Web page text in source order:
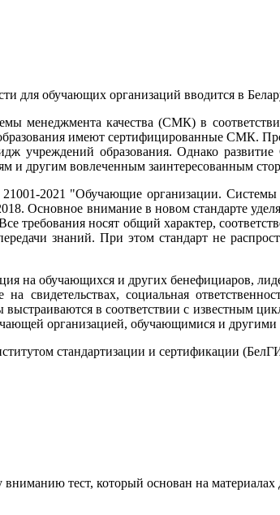
для обучающих организаций вводится в
менеджмента качества (СМК) в
имеют сертифицированные СМК.
учреждений образования. Однако
и другим вовлеченным заинтересованным
2021 "Обучающие организации.
Основное внимание в новом стандарте
требования носят общий характер,
знаний. При этом стандарт не
на обучающихся и других бенефициаров,
социальная
в соответствии с известным
организацией, обучающимися и другими
стандартизации и сертификации
тест, который основан на